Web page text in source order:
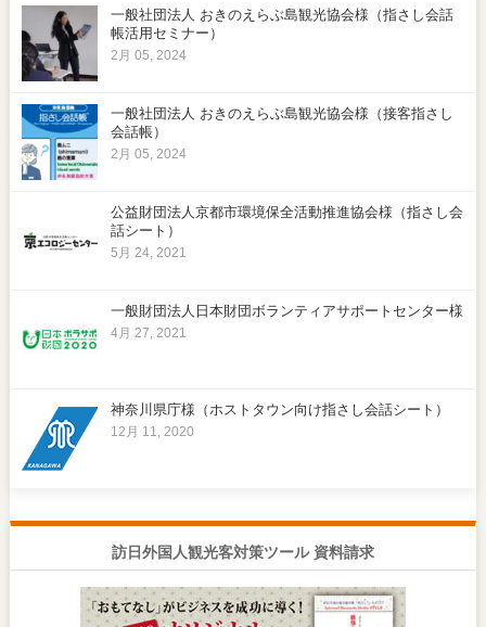
一般社団法人 おきのえらぶ島観光協会様（指さし会話
帳活用セミナー）
2月 05, 2024
一般社団法人 おきのえらぶ島観光協会様（接客指さし
会話帳）
2月 05, 2024
公益財団法人京都市環境保全活動推進協会様（指さし会
話シート）
5月 24, 2021
一般財団法人日本財団ボランティアサポートセンター様
4月 27, 2021
神奈川県庁様（ホストタウン向け指さし会話シート）
12月 11, 2020
訪日外国人観光客対策ツール 資料請求